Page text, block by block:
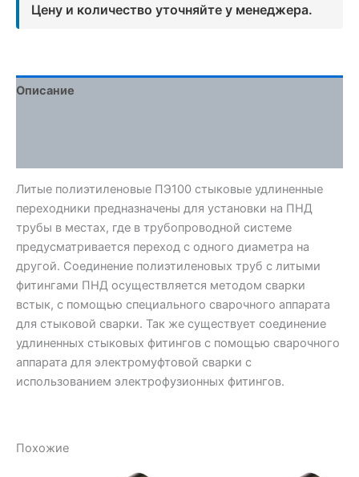
Цену и количество уточняйте у менеджера.
Описание
Литые полиэтиленовые ПЭ100 стыковые удлиненные
переходники предназначены для установки на ПНД
трубы в местах, где в трубопроводной системе
предусматривается переход с одного диаметра на
другой. Соединение полиэтиленовых труб с литыми
фитингами ПНД осуществляется методом сварки
встык, с помощью специального сварочного аппарата
для стыковой сварки. Так же существует соединение
удлиненных стыковых фитингов с помощью сварочного
аппарата для электромуфтовой сварки с
использованием электрофузионных фитингов.
Похожие